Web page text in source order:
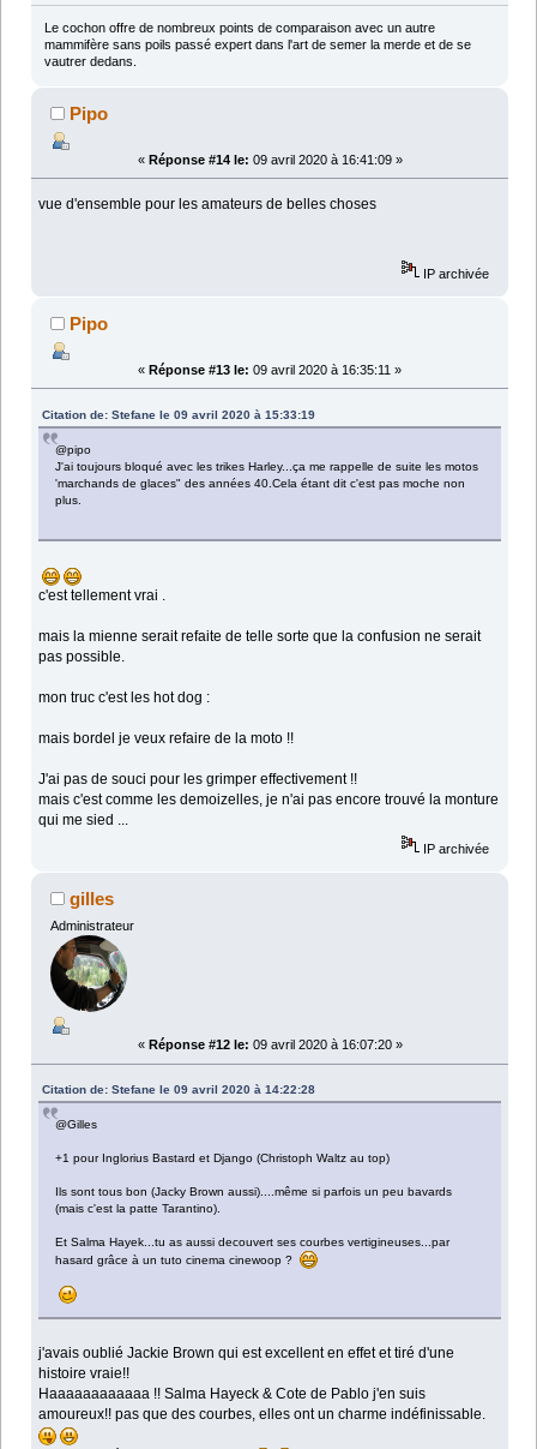
Le cochon offre de nombreux points de comparaison avec un autre
mammifère sans poils passé expert dans l'art de semer la merde et de se
vautrer dedans.
Pipo
« Réponse #14 le: 09 avril 2020 à 16:41:09 »
vue d'ensemble pour les amateurs de belles choses
IP archivée
Pipo
« Réponse #13 le: 09 avril 2020 à 16:35:11 »
Citation de: Stefane le 09 avril 2020 à 15:33:19
@pipo
J'ai toujours bloqué avec les trikes Harley...ça me rappelle de suite les motos
'marchands de glaces" des années 40.Cela étant dit c'est pas moche non
plus.
c'est tellement vrai .
mais la mienne serait refaite de telle sorte que la confusion ne serait
pas possible.
mon truc c'est les hot dog :
mais bordel je veux refaire de la moto !!
J'ai pas de souci pour les grimper effectivement !!
mais c'est comme les demoizelles, je n'ai pas encore trouvé la monture
qui me sied ...
IP archivée
gilles
Administrateur
« Réponse #12 le: 09 avril 2020 à 16:07:20 »
Citation de: Stefane le 09 avril 2020 à 14:22:28
@Gilles
+1 pour Inglorius Bastard et Django (Christoph Waltz au top)
Ils sont tous bon (Jacky Brown aussi)....même si parfois un peu bavards
(mais c'est la patte Tarantino).
Et Salma Hayek...tu as aussi decouvert ses courbes vertigineuses...par
hasard grâce à un tuto cinema cinewoop ?
j'avais oublié Jackie Brown qui est excellent en effet et tiré d'une
histoire vraie!!
Haaaaaaaaaaaa !! Salma Hayeck & Cote de Pablo j'en suis
amoureux!! pas que des courbes, elles ont un charme indéfinissable.